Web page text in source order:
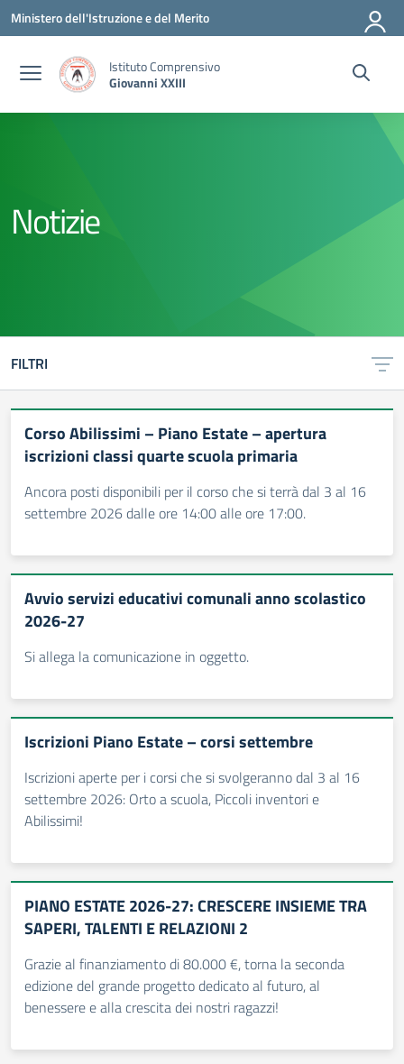
Vai ai contenuti
Vai al menu di navigazione
Vai al footer
Ministero dell'Istruzione e del Merito
Istituto Comprensivo
Giovanni XXIII
Notizie
FILTRI
Corso Abilissimi – Piano Estate – apertura
iscrizioni classi quarte scuola primaria
Ancora posti disponibili per il corso che si terrà dal 3 al 16
settembre 2026 dalle ore 14:00 alle ore 17:00.
Avvio servizi educativi comunali anno scolastico
2026-27
Si allega la comunicazione in oggetto.
Iscrizioni Piano Estate – corsi settembre
Iscrizioni aperte per i corsi che si svolgeranno dal 3 al 16
settembre 2026: Orto a scuola, Piccoli inventori e
Abilissimi!
PIANO ESTATE 2026-27: CRESCERE INSIEME TRA
SAPERI, TALENTI E RELAZIONI 2
Grazie al finanziamento di 80.000 €, torna la seconda
edizione del grande progetto dedicato al futuro, al
benessere e alla crescita dei nostri ragazzi!